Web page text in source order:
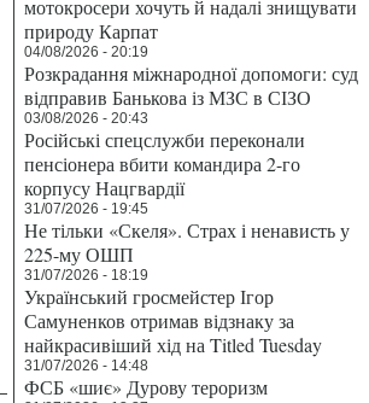
мотокросери хочуть й надалі знищувати
природу Карпат
04/08/2026 - 20:19
Розкрадання міжнародної допомоги: суд
відправив Банькова із МЗС в СІЗО
03/08/2026 - 20:43
Російські спецслужби переконали
пенсіонера вбити командира 2-го
корпусу Нацгвардії
31/07/2026 - 19:45
Не тільки «Скеля». Страх і ненависть у
225-му ОШП
31/07/2026 - 18:19
Український гросмейстер Ігор
Самуненков отримав відзнаку за
найкрасивіший хід на Titled Tuesday
31/07/2026 - 14:48
ФСБ «шиє» Дурову тероризм